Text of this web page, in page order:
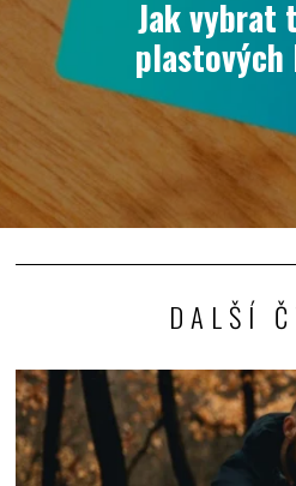
Jak vybrat
plastových
DALŠÍ